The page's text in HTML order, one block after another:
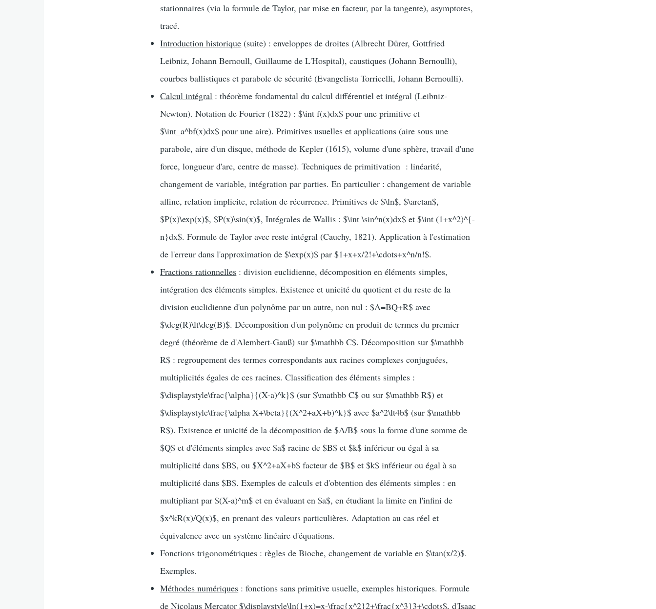
stationnaires (via la formule de Taylor, par mise en facteur, par la tangente), asymptotes,
tracé.
Introduction historique (suite) : enveloppes de droites (Albrecht Dürer, Gottfried
Leibniz, Johann Bernoull, Guillaume de L'Hospital), caustiques (Johann Bernoulli),
courbes ballistiques et parabole de sécurité (Evangelista Torricelli, Johann Bernoulli).
Calcul intégral : théorème fondamental du calcul différentiel et intégral (Leibniz-
Newton). Notation de Fourier (1822) : $\int f(x)dx$ pour une primitive et
$\int_a^bf(x)dx$ pour une aire). Primitives usuelles et applications (aire sous une
parabole, aire d'un disque, méthode de Kepler (1615), volume d'une sphère, travail d'une
force, longueur d'arc, centre de masse). Techniques de primitivation : linéarité,
changement de variable, intégration par parties. En particulier : changement de variable
affine, relation implicite, relation de récurrence. Primitives de $\ln$, $\arctan$,
$P(x)\exp(x)$, $P(x)\sin(x)$, Intégrales de Wallis : $\int \sin^n(x)dx$ et $\int (1+x^2)^{-
n}dx$. Formule de Taylor avec reste intégral (Cauchy, 1821). Application à l'estimation
de l'erreur dans l'approximation de $\exp(x)$ par $1+x+x/2!+\cdots+x^n/n!$.
Fractions rationnelles : division euclidienne, décomposition en éléments simples,
intégration des éléments simples. Existence et unicité du quotient et du reste de la
division euclidienne d'un polynôme par un autre, non nul : $A=BQ+R$ avec
$\deg(R)\lt\deg(B)$. Décomposition d'un polynôme en produit de termes du premier
degré (théorème de d'Alembert-Gauß) sur $\mathbb C$. Décomposition sur $\mathbb
R$ : regroupement des termes correspondants aux racines complexes conjuguées,
multiplicités égales de ces racines. Classification des éléments simples :
$\displaystyle\frac{\alpha}{(X-a)^k}$ (sur $\mathbb C$ ou sur $\mathbb R$) et
$\displaystyle\frac{\alpha X+\beta}{(X^2+aX+b)^k}$ avec $a^2\lt4b$ (sur $\mathbb
R$). Existence et unicité de la décomposition de $A/B$ sous la forme d'une somme de
$Q$ et d'éléments simples avec $a$ racine de $B$ et $k$ inférieur ou égal à sa
multiplicité dans $B$, ou $X^2+aX+b$ facteur de $B$ et $k$ inférieur ou égal à sa
multiplicité dans $B$. Exemples de calculs et d'obtention des éléments simples : en
multipliant par $(X-a)^m$ et en évaluant en $a$, en étudiant la limite en l'infini de
$x^kR(x)/Q(x)$, en prenant des valeurs particulières. Adaptation au cas réel et
équivalence avec un système linéaire d'équations.
Fonctions trigonométriques : règles de Bioche, changement de variable en $\tan(x/2)$.
Exemples.
Méthodes numériques : fonctions sans primitive usuelle, exemples historiques. Formule
de Nicolaus Mercator $\displaystyle\ln(1+x)=x-\frac{x^2}2+\frac{x^3}3+\cdots$, d'Isaac